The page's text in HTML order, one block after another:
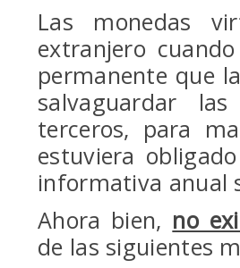
Las monedas
extranjero
permanente que
salvaguardar
terceros, para
estuviera
informativa anual
Ahora bien, no
de las siguientes